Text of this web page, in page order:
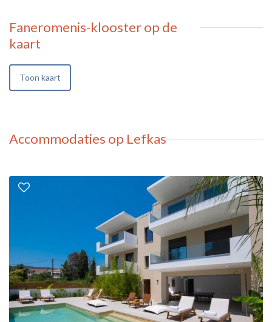
Faneromenis-kloosterop de
kaart
Toon kaart
Accommodaties op Lefkas